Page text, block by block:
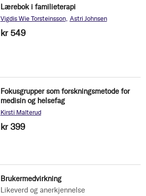
Lærebok i familieterapi
Vigdis Wie Torsteinsson Astri Johnsen
kr 549
Fokusgrupper som forskningsmetode for
medisin og helsefag
Kirsti Malterud
kr 399
Brukermedvirkning
Likeverd og anerkjennelse